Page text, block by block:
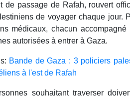
de passage de Rafah, rouvert
de voyager chaque jour.
médicaux, chacun
autorisées à entrer à Gaza.
Bande de Gaza : 3 policiers
à l'est de Rafah
souhaitant traverser